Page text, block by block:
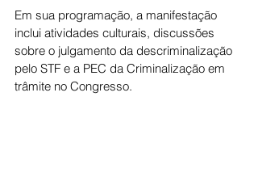
Em sua programação, a manifestação
inclui atividades culturais, discussões
sobre o julgamento da descriminalização
pelo STF e a PEC da Criminalização em
trâmite no Congresso.